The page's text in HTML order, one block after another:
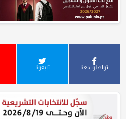
تواصلو معنا تابعونا